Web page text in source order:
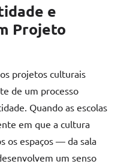
e
Projeto
projetos culturais
de um processo
Quando as escolas
em que a cultura
os espaços — da sala
um senso